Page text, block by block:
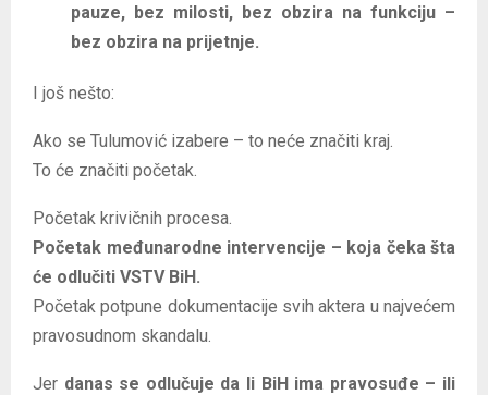
pauze, bez milosti, bez obzira na funkciju –
bez obzira na prijetnje.
I još nešto:
Ako se Tulumović izabere – to neće značiti kraj.
To će značiti početak.
Početak krivičnih procesa.
Početak međunarodne intervencije – koja čeka šta
će odlučiti VSTV BiH.
Početak potpune dokumentacije svih aktera u najvećem
pravosudnom skandalu.
Jer danas se odlučuje da li BiH ima pravosuđe – ili